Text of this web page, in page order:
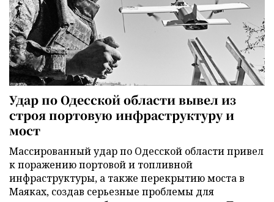
Удар по Одесской области вывел из
строя портовую инфраструктуру и
мост
Массированный удар по Одесской области привел
к поражению портовой и топливной
инфраструктуры, а также перекрытию моста в
Маяках, создав серьезные проблемы для